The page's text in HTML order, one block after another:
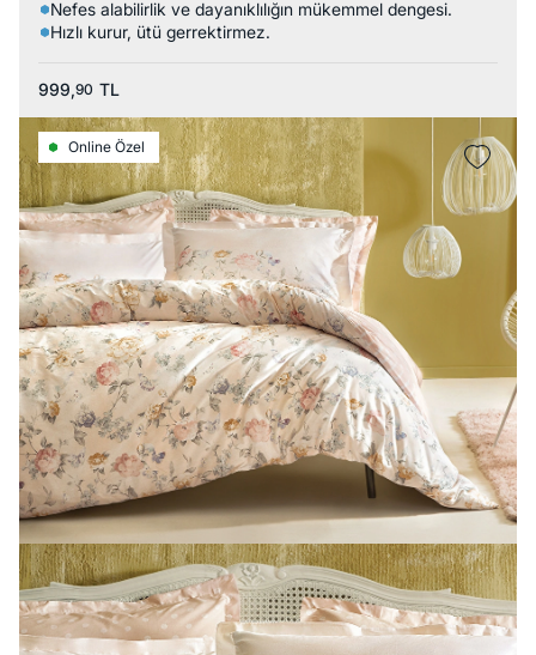
Nefes alabilirlik ve dayanıklılığın mükemmel dengesi.
Hızlı kurur, ütü gerrektirmez.
999,90 TL
Online Özel